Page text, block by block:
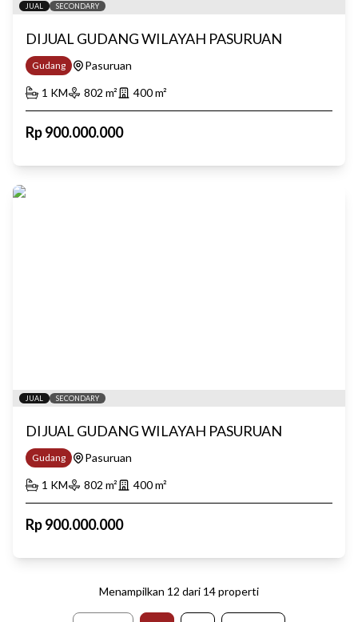
JUAL SECONDARY
DIJUAL GUDANG WILAYAH PASURUAN
Gudang
Pasuruan
1 KM 802 m² 400m²
Rp900.000.000
JUAL SECONDARY
DIJUAL GUDANG WILAYAH PASURUAN
Gudang
Pasuruan
1 KM 802 m² 400m²
Rp900.000.000
Menampilkan 12 dari 14properti